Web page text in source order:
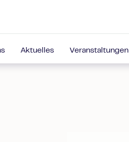
Aktuelles Veranstaltungen